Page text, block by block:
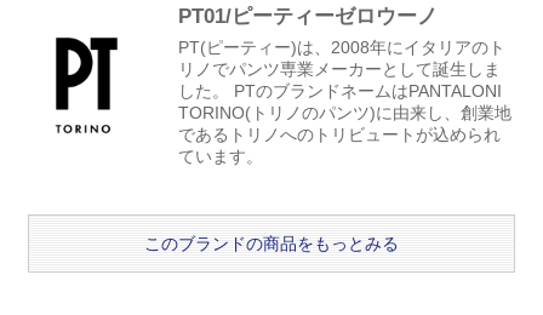
PT01/ピーティーゼロウーノ
PT(ピーティー)は、2008年にイタリアのト
リノでパンツ専業メーカーとして誕生しま
した。 PTのブランドネームはPANTALONI
TORINO(トリノのパンツ)に由来し、創業地
であるトリノへのトリビュートが込められ
ています。
このブランドの商品をもっとみる